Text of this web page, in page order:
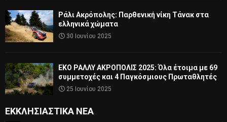
Ράλι Ακρόπολης: Παρθενική νίκη Τάνακ στα
ελληνικά χώματα
30 Ιουνίου 2025
ΕΚΟ ΡΑΛΛΥ ΑΚΡΟΠΟΛΙΣ 2025: Όλα έτοιμα με 69
συμμετοχές και 4 Παγκόσμιους Πρωταθλητές
25 Ιουνίου 2025
ΕΚΚΛΗΣΙΑΣΤΙΚΆ ΝΈΑ